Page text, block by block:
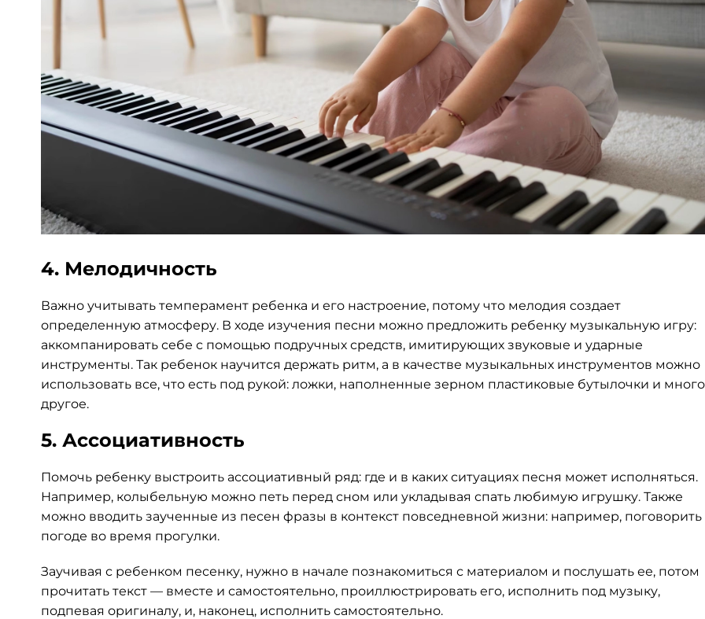
4. Мелодичность
Важно учитывать темперамент ребенка и его настроение, потому что мелодия создает
определенную атмосферу. В ходе изучения песни можно предложить ребенку музыкальную игру:
аккомпанировать себе с помощью подручных средств, имитирующих звуковые и ударные
инструменты. Так ребенок научится держать ритм, а в качестве музыкальных инструментов можно
использовать все, что есть под рукой: ложки, наполненные зерном пластиковые бутылочки и
другое.
5. Ассоциативность
Помочь ребенку выстроить ассоциативный ряд: где и в каких ситуациях песня может исполняться.
Например, колыбельную можно петь перед сном или укладывая спать любимую игрушку. Также
можно вводить заученные из песен фразы в контекст повседневной жизни: например, поговорить
погоде во время прогулки.
Заучивая с ребенком песенку, нужно в начале познакомиться с материалом и послушать ее, потом
прочитать текст — вместе и самостоятельно, проиллюстрировать его, исполнить под музыку,
подпевая оригиналу, и, наконец, исполнить самостоятельно.